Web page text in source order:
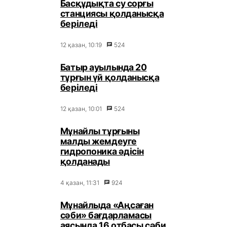
Басқұдықта су сорғы
станциясы қолданысқа
беріледі
12 қазан, 10:19 524
Батыр ауылында 20
тұрғын үй қолданысқа
беріледі
12 қазан, 10:01 524
Мұнайлы тұрғыны
малды жемдеуге
гидропоника әдісін
қолданады
4 қазан, 11:31 924
Мұнайлыда «Аңсаған
сәби» бағдарламасы